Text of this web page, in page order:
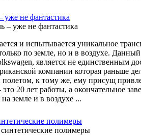
не фантастика
и испытывается уникальное
только по земле, но и в воздухе.
является не единственным
компании которая раньше
к тому же, ему присущ
20 лет работы, а окончательное
земле и в воздухе ...
полимеры